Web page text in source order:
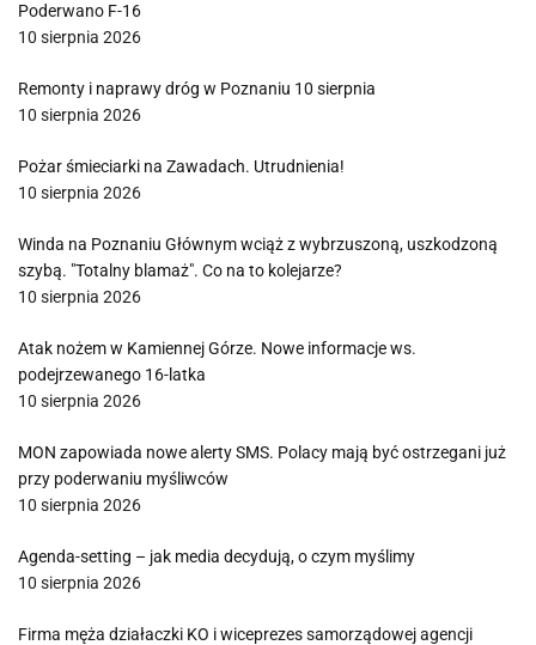
Poderwano F-16
10 sierpnia 2026
Remonty i naprawy dróg w Poznaniu 10 sierpnia
10 sierpnia 2026
Pożar śmieciarki na Zawadach. Utrudnienia!
10 sierpnia 2026
Winda na Poznaniu Głównym wciąż z wybrzuszoną, uszkodzoną
szybą. "Totalny blamaż". Co na to kolejarze?
10 sierpnia 2026
Atak nożem w Kamiennej Górze. Nowe informacje ws.
podejrzewanego 16-latka
10 sierpnia 2026
MON zapowiada nowe alerty SMS. Polacy mają być ostrzegani już
przy poderwaniu myśliwców
10 sierpnia 2026
Agenda-setting – jak media decydują, o czym myślimy
10 sierpnia 2026
Firma męża działaczki KO i wiceprezes samorządowej agencji